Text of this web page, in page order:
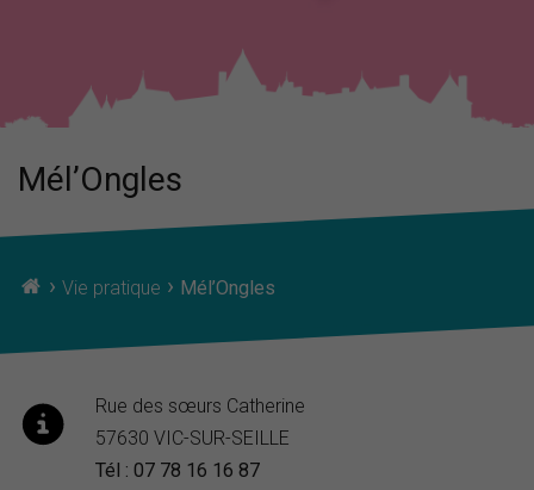
Mél’Ongles
› Vie pratique › Mél’Ongles
Rue des sœurs Catherine
57630 VIC-SUR-SEILLE
Tél : 07 78 16 16 87